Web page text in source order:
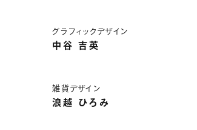
グラフィックデザイン
中谷 吉英
雑貨デザイン
浪越 ひろみ